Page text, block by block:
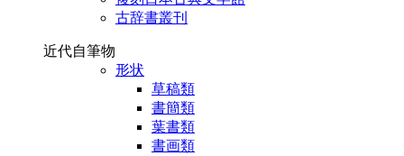
古辞書叢刊
近代自筆物
形状
草稿類
書簡類
葉書類
書画類